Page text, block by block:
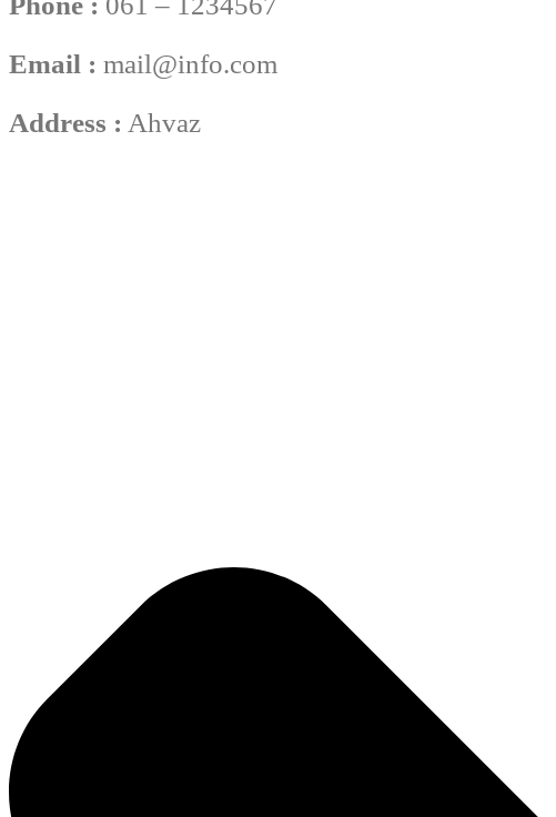
Email : mail@info.com
Address : Ahvaz